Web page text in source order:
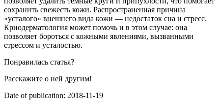
сохранить свежесть кожи. Распространенная причина
«усталого» внешнего вида кожи — недостаток сна и стресс.
Криодерматология может помочь и в этом случае: она
позволяет бороться с кожными явлениями, вызванными
стрессом и усталостью.
Понравилась статья?
Расскажите о ней другим!
Date of publication: 2018-11-19